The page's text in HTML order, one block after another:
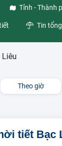
Tỉnh - Thành
Tin
Liêu
Theo giờ
tiết Bạc